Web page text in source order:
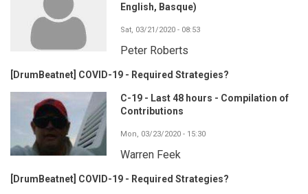
English, Basque)
Sat, 03/21/2020 - 08:53
Peter Roberts
[DrumBeatnet] COVID-19 - Required Strategies?
C-19 - Last 48 hours - Compilation of
Contributions
Mon, 03/23/2020 - 15:30
Warren Feek
[DrumBeatnet] COVID-19 - Required Strategies?